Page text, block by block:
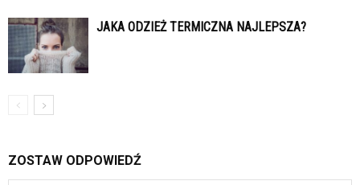
JAKA ODZIEŻ TERMICZNA NAJLEPSZA?
ZOSTAW ODPOWIEDŹ